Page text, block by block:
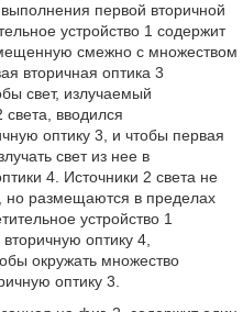
первой вторичной
устройство 1 содержит
смежно с множеством
вторичная оптика 3
свет, излучаемый
вводился
оптику 3, и чтобы первая
свет из нее в
4. Источники 2 света не
но размещаются в пределах
устройство 1
оптику 4,
окружать множество
оптику 3.